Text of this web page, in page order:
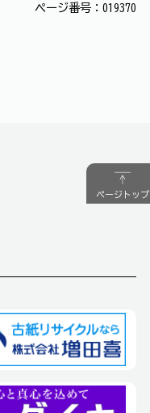
ページ番号：019370
ページトップ